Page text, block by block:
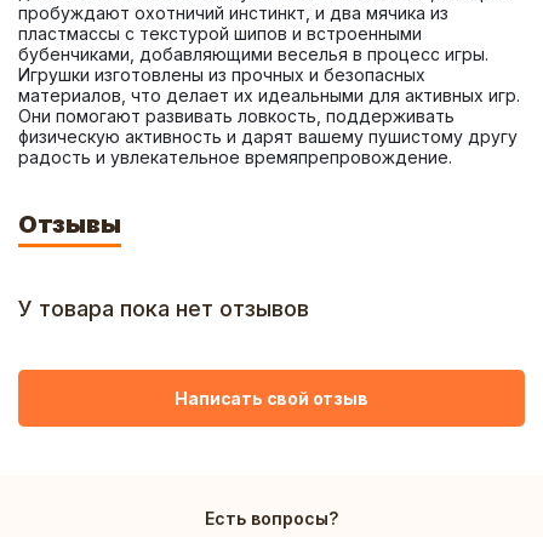
пробуждают охотничий инстинкт, и два мячика из
пластмассы с текстурой шипов и встроенными
бубенчиками, добавляющими веселья в процесс игры.
Игрушки изготовлены из прочных и безопасных
материалов, что делает их идеальными для активных игр.
Они помогают развивать ловкость, поддерживать
физическую активность и дарят вашему пушистому другу
радость и увлекательное времяпрепровождение.
Отзывы
У товара пока нет отзывов
Написать свой отзыв
Есть вопросы?